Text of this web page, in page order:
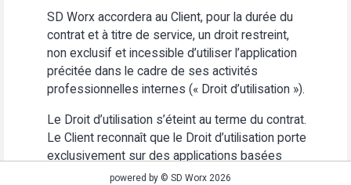
SD Worx accordera au Client, pour la durée du
contrat et à titre de service, un droit restreint,
non exclusif et incessible d’utiliser l’application
précitée dans le cadre de ses activités
professionnelles internes (« Droit d’utilisation »).
Le Droit d’utilisation s’éteint au terme du contrat.
Le Client reconnaît que le Droit d’utilisation porte
exclusivement sur des applications basées
Web. Le Client s’abstiendra (i) d’utiliser
powered by © SD Worx 2026